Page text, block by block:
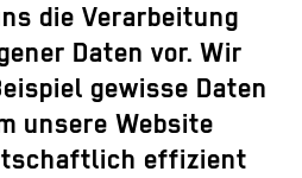
die Verarbeitung
Daten vor. Wir
gewisse Daten
unsere Website
effizient